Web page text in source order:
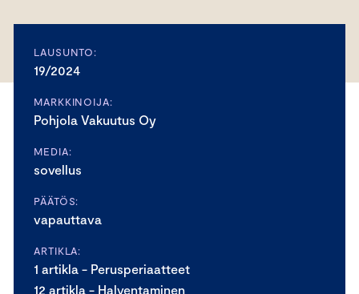
LAUSUNTO:
19/2024
MARKKINOIJA:
Pohjola Vakuutus Oy
MEDIA:
sovellus
PÄÄTÖS:
vapauttava
ARTIKLA:
1 artikla - Perusperiaatteet
12 artikla - Halventaminen